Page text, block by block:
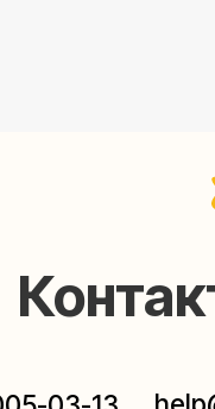
заходите — всегда